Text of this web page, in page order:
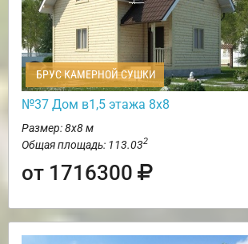
БРУС КАМЕРНОЙ СУШКИ
№37 Дом в1,5 этажа 8х8
Размер: 8х8 м
Общая площадь: 113.032
от 1716300